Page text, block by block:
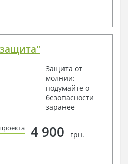
Защита от
молнии:
подумайте о
безопасности
заранее
4 900 грн.